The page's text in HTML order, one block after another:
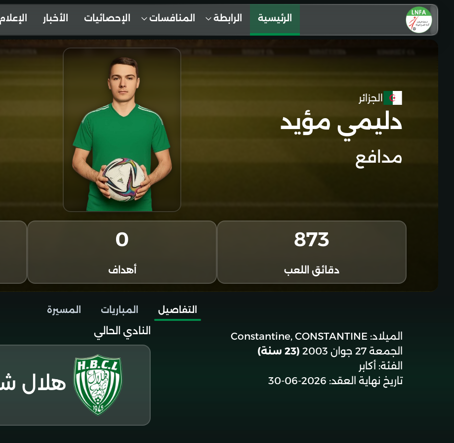
الرئيسية الرابطة المنافسات الإحصائيات الأخبار الإعلام
الجزائر
دليمي مؤيد
مدافع
873
دقائق اللعب
0
أهداف
التفاصيل المباريات المسيرة
الميلاد: Constantine, CONSTANTINE
الجمعة 27 جوان 2003
(23 سنة)
الفئة: أكابر
تاريخ نهاية العقد: 2026-06-30
النادي الحالي
هلال